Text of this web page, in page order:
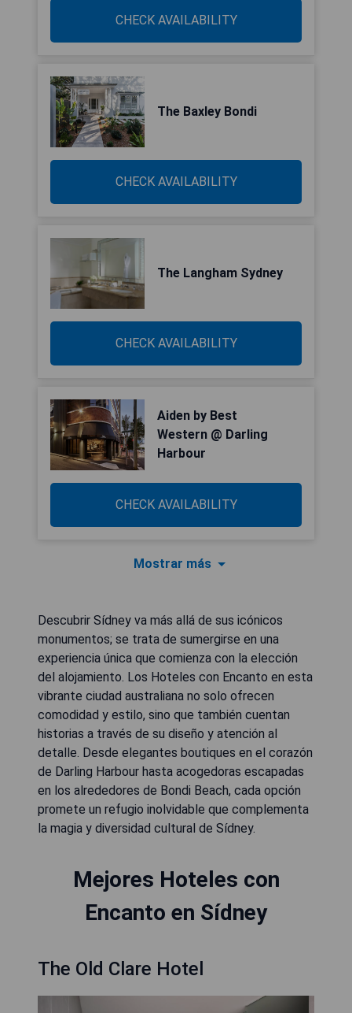
CHECK AVAILABILITY
The Baxley Bondi
CHECK AVAILABILITY
The Langham Sydney
CHECK AVAILABILITY
Aiden by Best
Western @ Darling
Harbour
CHECK AVAILABILITY
Mostrar más
Descubrir Sídney va más allá de sus icónicos
monumentos; se trata de sumergirse en una
experiencia única que comienza con la elección
del alojamiento. Los Hoteles con Encanto en esta
vibrante ciudad australiana no solo ofrecen
comodidad y estilo, sino que también cuentan
historias a través de su diseño y atención al
detalle. Desde elegantes boutiques en el corazón
de Darling Harbour hasta acogedoras escapadas
en los alrededores de Bondi Beach, cada opción
promete un refugio inolvidable que complementa
la magia y diversidad cultural de Sídney.
Mejores Hoteles con
Encanto en Sídney
The Old Clare Hotel